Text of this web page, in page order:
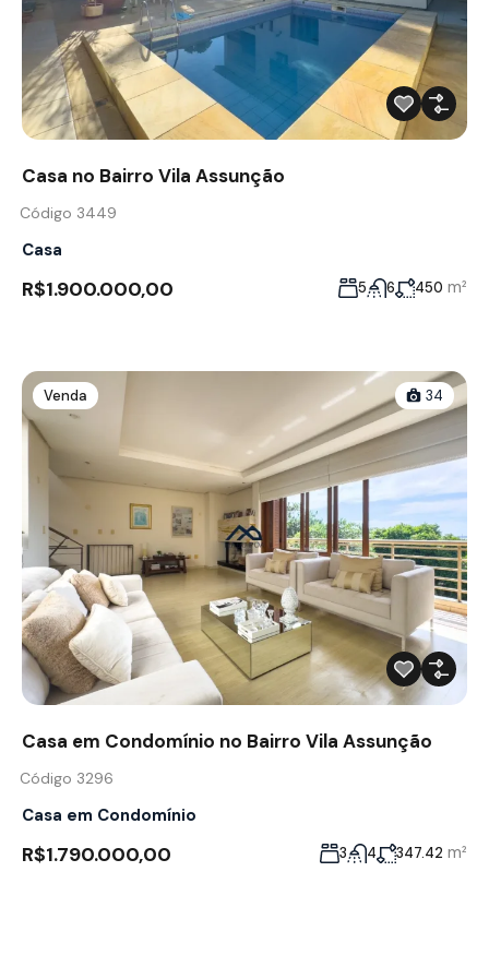
Casa no Bairro Vila Assunção
Código 3449
Casa
R$1.900.000,00 5 6 450 m²
Venda 34
Casa em Condomínio no Bairro Vila Assunção
Código 3296
Casa em Condomínio
R$1.790.000,00 3 4 347.42 m²